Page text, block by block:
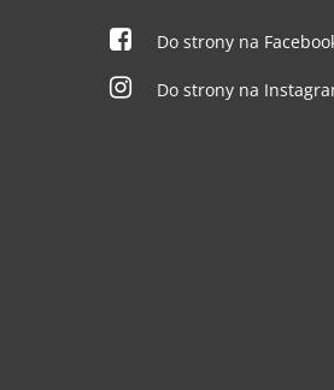
Do strony na
Do strony na